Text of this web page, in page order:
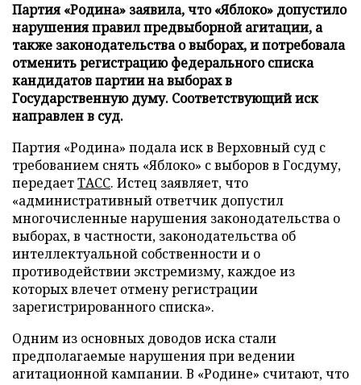
Партия «Родина» заявила, что «Яблоко» допустило
нарушения правил предвыборной агитации, а
также законодательства о выборах, и потребовала
отменить регистрацию федерального списка
кандидатов партии на выборах в
Государственную думу. Соответствующий иск
направлен в суд.
Партия «Родина» подала иск в Верховный суд с
требованием снять «Яблоко» с выборов в Госдуму,
передаетТАСС. Истец заявляет, что
«административный ответчик допустил
многочисленные нарушения законодательства о
выборах, в частности, законодательства об
интеллектуальной собственности и о
противодействии экстремизму, каждое из
которых влечет отмену регистрации
зарегистрированного списка».
Одним из основных доводов иска стали
предполагаемые нарушения при ведении
агитационной кампании. В «Родине» считают, что